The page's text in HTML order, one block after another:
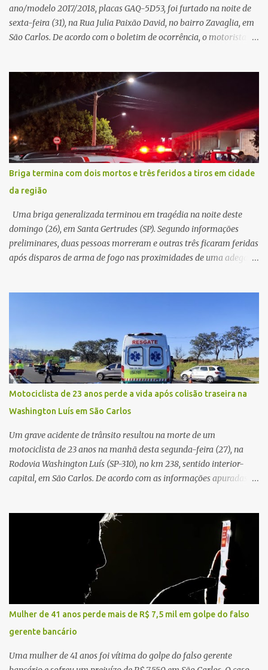
ano/modelo 2017/2018, placas GAQ-5D53, foi furtado na noite de
sexta-feira (31), na Rua Julia Paixão David, no bairro Zavaglia, em
São Carlos. De acordo com o boletim de ocorrência, o motorista
partida. Ainda segundo o registro policial, o condutor estacionou o
carro, certificou-se de que todas as portas estavam trancadas,
permaneceu com a chave de ignição e se ausentou do local por
cerca de dez minutos para buscar ajuda. Ao retornar, constatou
que o automóvel havia desaparecido. A vítima realizou buscas
pelas imediações, mas não conseguiu localizar o veículo.
Conforme o boletim, um menino de aproximadamente 10 anos
relatou ter visto a Spin passando pelo local fazendo um forte ruído,
característica compatível com o problema mecânico que o veículo
já apresentava antes do furto. O carro possui seguro e, segundo a
v...
Briga termina com dois mortos e três feridos a tiros em cidade
da região
Uma briga generalizada terminou em tragédia na noite deste
domingo (26), em Santa Gertrudes (SP). Segundo informações
preliminares, duas pessoas morreram e outras três ficaram feridas
após disparos de arma de fogo nas proximidades de uma adega. O
diversos disparos. Duas vítimas morreram ainda no local. Outras
três pessoas foram baleadas e socorridas. Até o momento, não
foram divulgadas informações oficiais sobre o estado de saúde dos
feridos. Equipes da Polícia Militar de Santa Gertrudes atenderam a
ocorrência e isolaram a área para o trabalho da perícia. Até a
última atualização, nenhum suspeito havia sido preso. A Polícia
Civil investigará a motivação da briga, a autoria dos disparos e as
circunstâncias do crime. A ocorrência segue em anda...
Motociclista de 23 anos perde a vida após colisão traseira na
Washington Luís em São Carlos
Um grave acidente de trânsito resultou na morte de um
motociclista de 23 anos na manhã desta segunda-feira (27), na
Rodovia Washington Luís (SP-310), no km 238, sentido interior-
capital, em São Carlos. De acordo com as informações apuradas no
veículo, o trânsito estava lento e congestionado devido a obras
realizadas na rodovia, momento em que ocorreu o impacto. Com
a violência da colisão, o motociclista foi arremessado ao solo.
Testemunhas relataram que o capacete teria se desprendido
durante o acidente. O jovem sofreu ferimentos gravíssimos e
morreu ainda no local. Equipes de resgate e de atendimento da
concessionária responsável pela rodovia foram acionadas e
realizaram a sinalização da via, além de prestarem socorro à
vítima. No entanto, o óbito foi constatado ainda no local do
acidente. A Polícia Militar Rodoviária compareceu para o registro
da ocorrência...
Mulher de 41 anos perde mais de R$ 7,5 mil em golpe do falso
gerente bancário
Uma mulher de 41 anos foi vítima do golpe do falso gerente